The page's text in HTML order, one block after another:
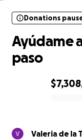
Donations
Ayúdame
paso
Valeria de la